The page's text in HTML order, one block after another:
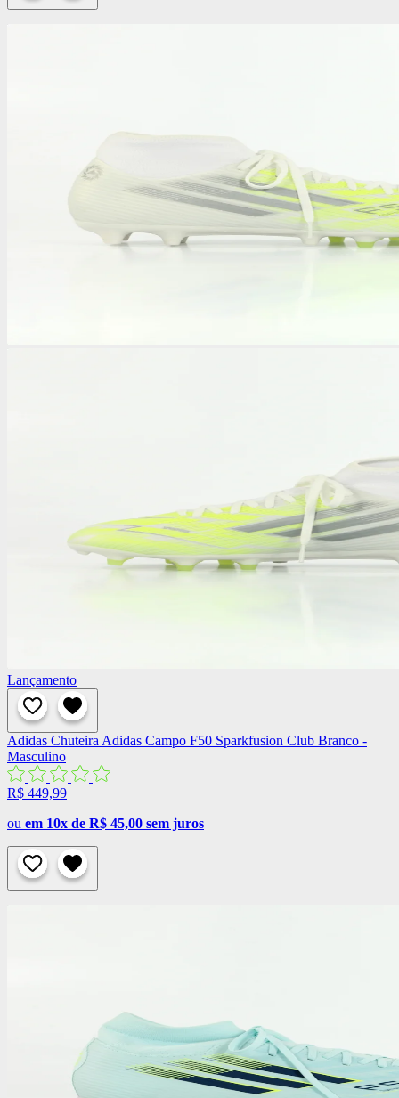
Lançamento
Adidas Chuteira Adidas Campo F50 Sparkfusion Club Branco -
Masculino
R$ 449,99
ou em 10x de R$ 45,00 sem juros